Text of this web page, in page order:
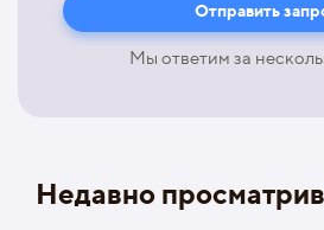
Мы ответим за
Недавно